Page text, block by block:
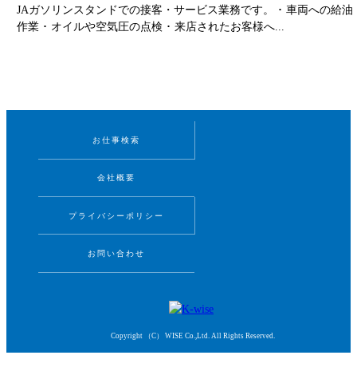
JAガソリンスタンドでの接客・サービス業務です。 ･ 車両への給油
作業 ･ オイルや空気圧の点検 ･ 来店されたお客様へ...
お仕事検索
会社概要
プライバシーポリシー
お問い合わせ
Copyright （C） WISE Co.,Ltd. All Rights Reserved.